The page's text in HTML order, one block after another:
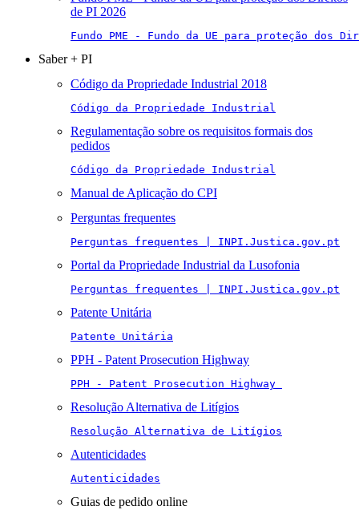
de PI 2026
Fundo PME - Fundo da UE para proteção
Saber + PI
Código da Propriedade Industrial 2018
Código da Propriedade Industrial
Regulamentação sobre os requisitos formais dos
pedidos
Código da Propriedade Industrial
Manual de Aplicação do CPI
Perguntas frequentes
Perguntas frequentes | INPI.Justica.gov.pt
Portal da Propriedade Industrial da Lusofonia
Perguntas frequentes | INPI.Justica.gov.pt
Patente Unitária
Patente Unitária
PPH - Patent Prosecution Highway
PPH - Patent Prosecution Highway
Resolução Alternativa de Litígios
Resolução Alternativa de Litígios
Autenticidades
Autenticidades
Guias de pedido online